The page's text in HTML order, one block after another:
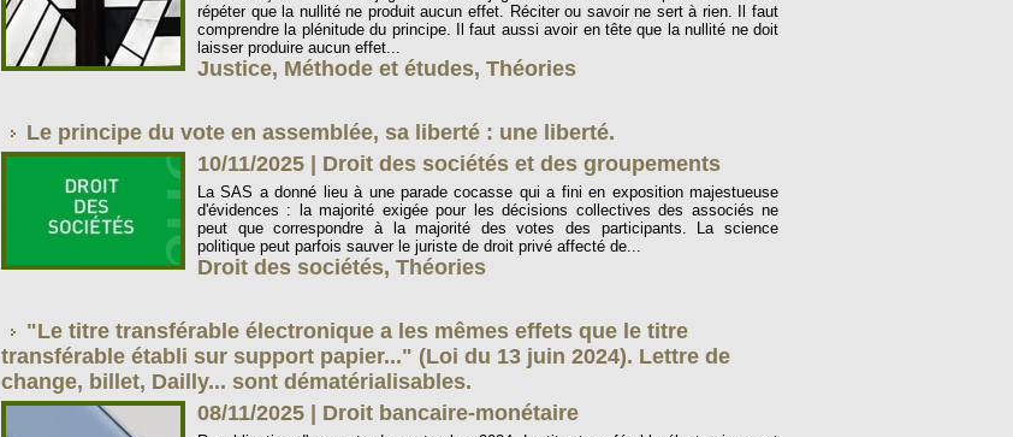
répéter que la nullité ne produit aucun effet. Réciter ou savoir ne sert à rien. Il faut
comprendre la plénitude du principe. Il faut aussi avoir en tête que la nullité ne doit
laisser produire aucun effet...
Justice, Méthode et études, Théories
Le principe du vote en assemblée, sa liberté : une liberté.
10/11/2025
Droit des sociétés et des groupements
La SAS a donné lieu à une parade cocasse qui a fini en exposition majestueuse
d'évidences : la majorité exigée pour les décisions collectives des associés ne
peut que correspondre à la majorité des votes des participants. La science
politique peut parfois sauver le juriste de droit privé affecté de...
Droit des sociétés, Théories
"Le titre transférable électronique a les mêmes effets que le titre
transférable établi sur support papier..." (Loi du 13 juin 2024). Lettre de
change, billet, Dailly... sont dématérialisables.
08/11/2025
Droit bancaire-monétaire